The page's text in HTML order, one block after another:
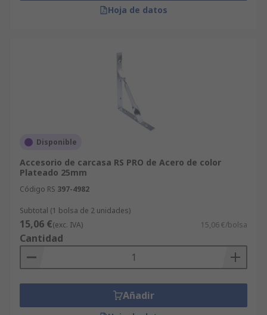
Hoja de datos
Disponible
Accesorio de carcasa RS PRO de Acero de color
Plateado 25mm
Código RS 397-4982
Subtotal (1 bolsa de 2 unidades)
15,06 €(exc. IVA) 15,06 €/bolsa
Cantidad
Añadir